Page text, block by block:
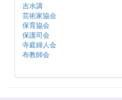
吉水講
芸術家協会
保育協会
保護司会
寺庭婦人会
布教師会